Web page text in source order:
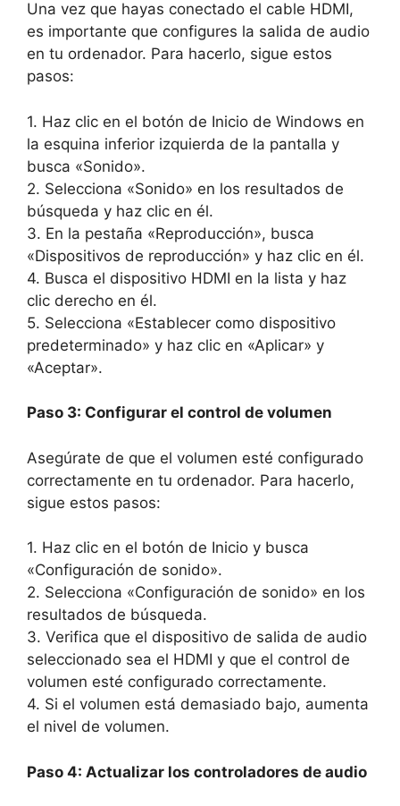
Una vez que hayas conectado el cable HDMI,
es importante que configures la salida de audio
en tu ordenador. Para hacerlo, sigue estos
pasos:
1. Haz clic en el botón de Inicio de Windows en
la esquina inferior izquierda de la pantalla y
busca «Sonido».
2. Selecciona «Sonido» en los resultados de
búsqueda y haz clic en él.
3. En la pestaña «Reproducción», busca
«Dispositivos de reproducción» y haz clic en él.
4. Busca el dispositivo HDMI en la lista y haz
clic derecho en él.
5. Selecciona «Establecer como dispositivo
predeterminado» y haz clic en «Aplicar» y
«Aceptar».
Paso 3: Configurar el control de volumen
Asegúrate de que el volumen esté configurado
correctamente en tu ordenador. Para hacerlo,
sigue estos pasos:
1. Haz clic en el botón de Inicio y busca
«Configuración de sonido».
2. Selecciona «Configuración de sonido» en los
resultados de búsqueda.
3. Verifica que el dispositivo de salida de audio
seleccionado sea el HDMI y que el control de
volumen esté configurado correctamente.
4. Si el volumen está demasiado bajo, aumenta
el nivel de volumen.
Paso 4: Actualizar los controladores de audio